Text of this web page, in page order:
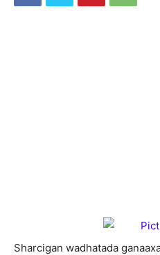
Sharcigan wadhatada